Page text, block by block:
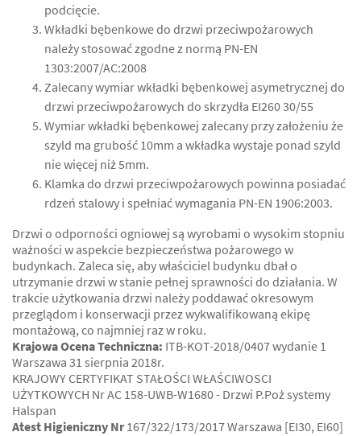
podcięcie.
Wkładki bębenkowe do drzwi przeciwpożarowych
należy stosować zgodne z normą PN-EN
1303:2007/AC:2008
Zalecany wymiar wkładki bębenkowej asymetrycznej do
drzwi przeciwpożarowych do skrzydła EI260 30/55
Wymiar wkładki bębenkowej zalecany przy założeniu że
szyld ma grubość 10mm a wkładka wystaje ponad szyld
nie więcej niż 5mm.
Klamka do drzwi przeciwpożarowych powinna posiadać
rdzeń stalowy i spełniać wymagania PN-EN 1906:2003.
Drzwi o odporności ogniowej są wyrobami o wysokim stopniu
ważności w aspekcie bezpieczeństwa pożarowego w
budynkach. Zaleca się, aby właściciel budynku dbał o
utrzymanie drzwi w stanie pełnej sprawności do działania. W
trakcie użytkowania drzwi należy poddawać okresowym
przeglądom i konserwacji przez wykwalifikowaną ekipę
montażową, co najmniej raz w roku.
Krajowa Ocena Techniczna: ITB-KOT-2018/0407 wydanie 1
Warszawa 31 sierpnia 2018r.
KRAJOWY CERTYFIKAT STAŁOŚCI WŁAŚCIWOSCI
UŻYTKOWYCH Nr AC 158-UWB-W1680 - Drzwi P.Poż systemy
Halspan
Atest Higieniczny Nr167/322/173/2017 Warszawa [EI30, EI60]